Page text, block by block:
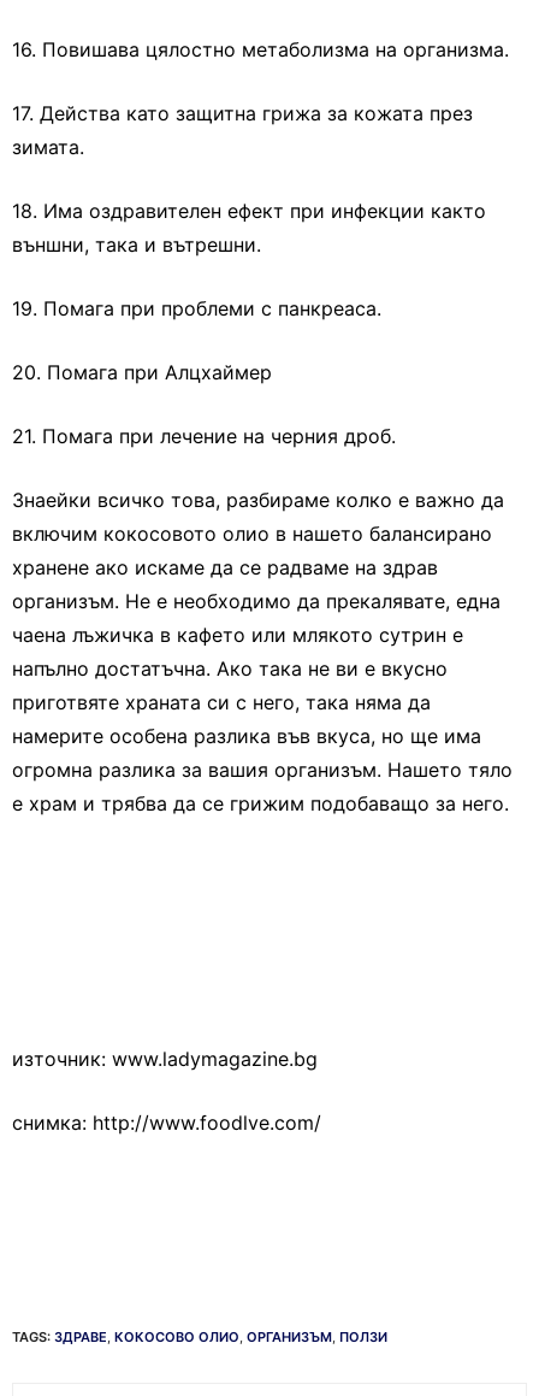
16. Повишава цялостно метаболизма на организма.
17. Действа като защитна грижа за кожата през
зимата.
18. Има оздравителен ефект при инфекции както
външни, така и вътрешни.
19. Помага при проблеми с панкреаса.
20. Помага при Алцхаймер
21. Помага при лечение на черния дроб.
Знаейки всичко това, разбираме колко е важно да
включим кокосовото олио в нашето балансирано
хранене ако искаме да се радваме на здрав
организъм. Не е необходимо да прекалявате, една
чаена лъжичка в кафето или млякото сутрин е
напълно достатъчна. Ако така не ви е вкусно
приготвяте храната си с него, така няма да
намерите особена разлика във вкуса, но ще има
огромна разлика за вашия организъм. Нашето тяло
е храм и трябва да се грижим подобаващо за него.
източник: www.ladymagazine.bg
снимка: http://www.foodlve.com/
TAGS: ЗДРАВЕ, КОКОСОВО ОЛИО, ОРГАНИЗЪМ, ПОЛЗИ